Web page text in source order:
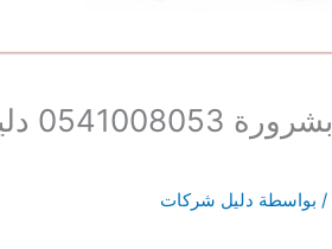
/ بواسطة دليل شركات